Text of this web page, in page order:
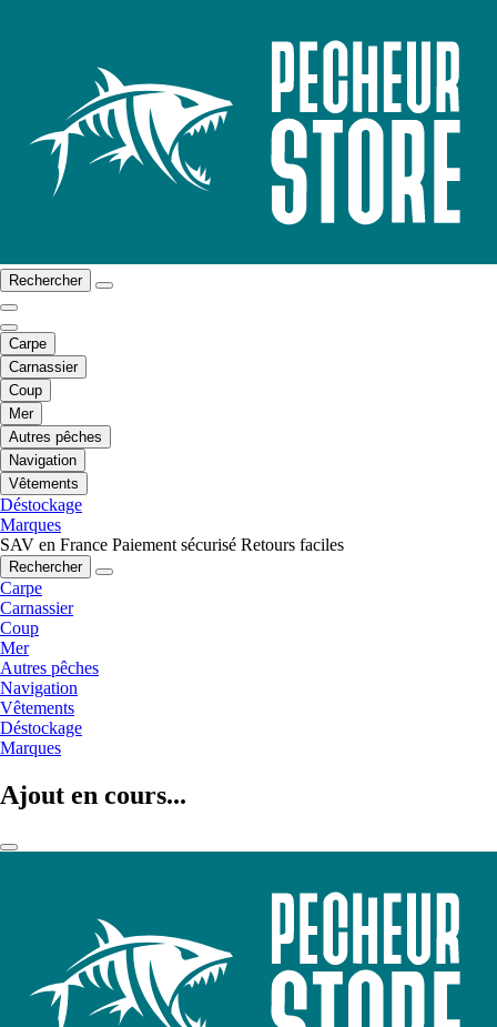
Rechercher
Carpe
Carnassier
Coup
Mer
Autres pêches
Navigation
Vêtements
Déstockage
Marques
SAV en France Paiement sécurisé Retours faciles
Rechercher
Carpe
Carnassier
Coup
Mer
Autres pêches
Navigation
Vêtements
Déstockage
Marques
Ajout en cours...